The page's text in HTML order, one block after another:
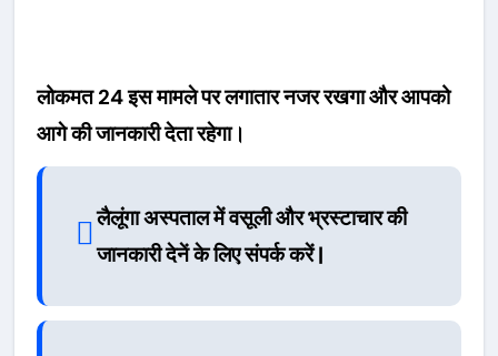
लोकमत 24 इस मामले पर लगातार नजर रखगा और आपको
आगे की जानकारी देता रहेगा।
लैलूंगा अस्पताल में वसूली और भ्रस्टाचार की
जानकारी देनें के लिए संपर्क करें |